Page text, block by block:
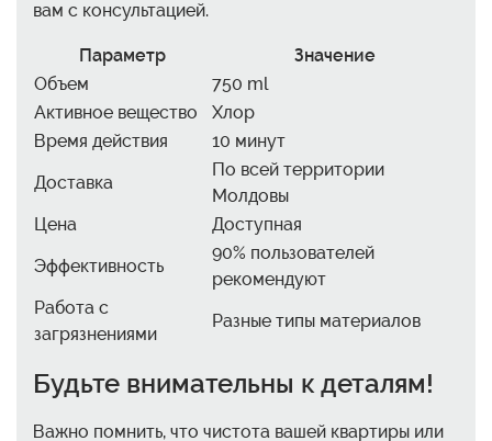
вам с консультацией.
Параметр
Значение
Объем
750 ml
Активное вещество
Хлор
Время действия
10 минут
Доставка
По всей территории
Молдовы
Цена
Доступная
Эффективность
90% пользователей
рекомендуют
Работа с
загрязнениями
Разные типы материалов
Будьте внимательны к деталям!
Важно помнить, что чистота вашей квартиры или